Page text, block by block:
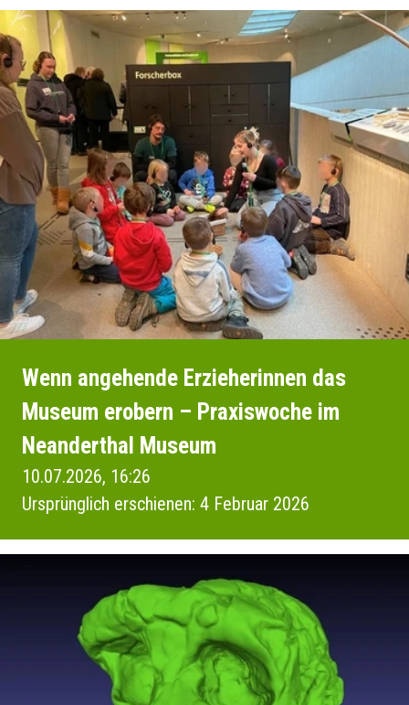
Wenn angehende Erzieherinnen das
Museum erobern – Praxiswoche im
Neanderthal Museum
10.07.2026, 16:26
Ursprünglich erschienen: 4 Februar 2026